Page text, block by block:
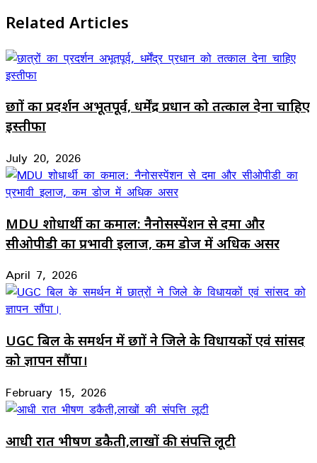
Related Articles
छात्रों का प्रदर्शन अभूतपूर्व, धर्मेंद्र प्रधान को तत्काल देना चाहिए
इस्तीफा
July 20, 2026
MDU शोधार्थी का कमाल: नैनोसस्पेंशन से दमा और
सीओपीडी का प्रभावी इलाज, कम डोज में अधिक असर
April 7, 2026
UGC बिल के समर्थन में छात्रों ने जिले के विधायकों एवं सांसद
को ज्ञापन सौंपा।
February 15, 2026
आधी रात भीषण डकैती,लाखों की संपत्ति लूटी